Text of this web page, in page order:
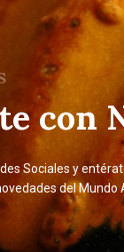
con
Sociales y
del Mundo